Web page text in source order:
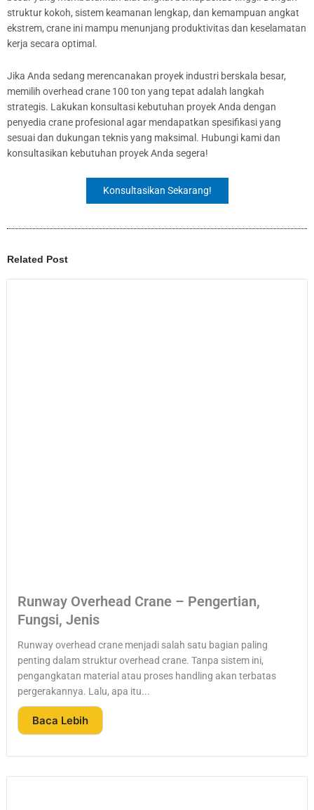
struktur kokoh, sistem keamanan lengkap, dan kemampuan angkat
ekstrem, crane ini mampu menunjang produktivitas dan keselamatan
kerja secara optimal.
Jika Anda sedang merencanakan proyek industri berskala besar,
memilih overhead crane 100 ton yang tepat adalah langkah
strategis. Lakukan konsultasi kebutuhan proyek Anda dengan
penyedia crane profesional agar mendapatkan spesifikasi yang
sesuai dan dukungan teknis yang maksimal. Hubungi kami dan
konsultasikan kebutuhan proyek Anda segera!
Konsultasikan Sekarang!
Related Post
Runway Overhead Crane – Pengertian,
Fungsi, Jenis
Runway overhead crane menjadi salah satu bagian paling
penting dalam struktur overhead crane. Tanpa sistem ini,
pengangkatan material atau proses handling akan terbatas
pergerakannya. Lalu, apa itu...
Baca Lebih